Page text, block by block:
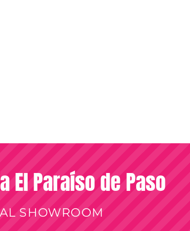
Paraíso de Paso
SHOWROOM